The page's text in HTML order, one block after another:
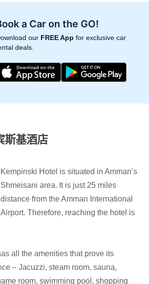
a Car on the GO!
our FREE App for exclusive car
deals.
斯基酒店
Kempinski Hotel is situated in Amman’s
Shmeisani area. It is just 25 miles
distance from the Amman International
Airport. Therefore, reaching the hotel is
all the amenities that prove its
– Jacuzzi, steam room, sauna,
room, swimming pool, shopping